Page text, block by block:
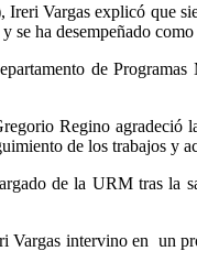
Vargas explicó que
se ha desempeñado
de
Regino
de los trabajos y
de la URM tras
intervino en un